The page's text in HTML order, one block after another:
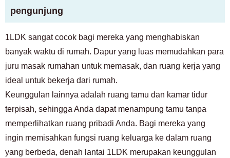
pengunjung
1LDK sangat cocok bagi mereka yang menghabiskan
banyak waktu di rumah. Dapur yang luas memudahkan para
juru masak rumahan untuk memasak, dan ruang kerja yang
ideal untuk bekerja dari rumah.
Keunggulan lainnya adalah ruang tamu dan kamar tidur
terpisah, sehingga Anda dapat menampung tamu tanpa
memperlihatkan ruang pribadi Anda. Bagi mereka yang
ingin memisahkan fungsi ruang keluarga ke dalam ruang
yang berbeda, denah lantai 1LDK merupakan keunggulan